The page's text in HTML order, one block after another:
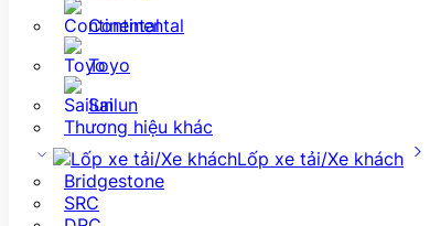
Continental
Toyo
Sailun
Thương hiệu khác
Lốp xe tải/Xe khách
Bridgestone
SRC